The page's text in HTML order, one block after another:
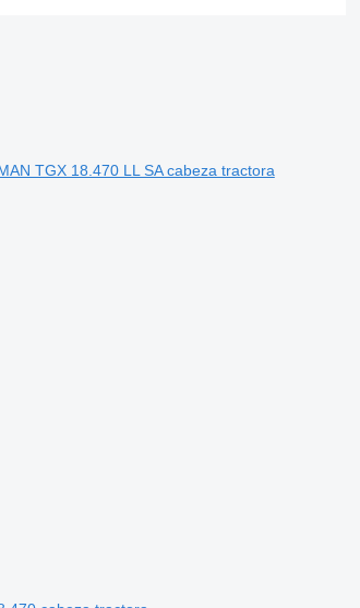
TGX 18.470 LL SA cabeza tractora